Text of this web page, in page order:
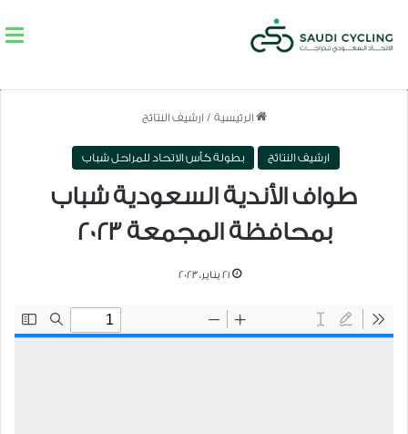
الرئيسية / ارشيف النتائج
ارشيف النتائج بطولة كأس الاتحاد للمراحل شباب
طواف الأندية السعودية شباب
بمحافظة المجمعة 2023
21 يناير، 2023